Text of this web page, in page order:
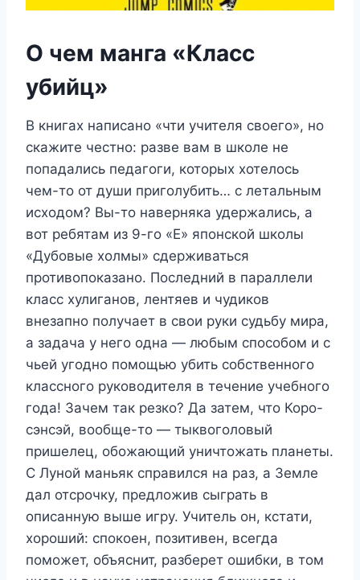
О чем манга «Класс
убийц»
В книгах написано «чти учителя своего», но
скажите честно: разве вам в школе не
попадались педагоги, которых хотелось
чем-то от души приголубить… с летальным
исходом? Вы-то наверняка удержались, а
вот ребятам из 9-го «Е» японской школы
«Дубовые холмы» сдерживаться
противопоказано. Последний в параллели
класс хулиганов, лентяев и чудиков
внезапно получает в свои руки судьбу мира,
а задача у него одна — любым способом и с
чьей угодно помощью убить собственного
классного руководителя в течение учебного
года! Зачем так резко? Да затем, что Коро-
сэнсэй, вообще-то — тыквоголовый
пришелец, обожающий уничтожать планеты.
С Луной маньяк справился на раз, а Земле
дал отсрочку, предложив сыграть в
описанную выше игру. Учитель он, кстати,
хороший: спокоен, позитивен, всегда
поможет, объяснит, разберет ошибки, в том